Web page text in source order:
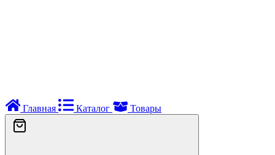
Главная Каталог Товары